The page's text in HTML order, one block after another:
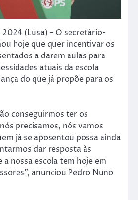
(Lusa) – O secretário-
hoje que quer incentivar os
a darem aulas para
atuais da escola
do que já propõe para os
conseguirmos ter os
precisamos, nós vamos
já se aposentou possa ainda
dar resposta às
a nossa escola tem hoje em
anunciou Pedro Nuno